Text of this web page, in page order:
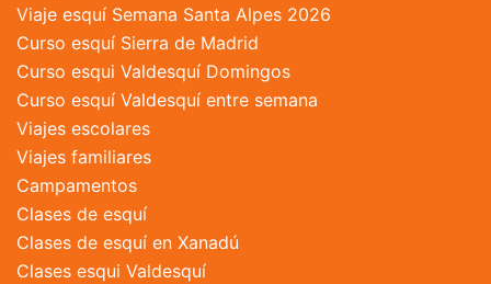
Viaje esquí Semana Santa Alpes 2026
Curso esquí Sierra de Madrid
Curso esqui Valdesquí Domingos
Curso esquí Valdesquí entre semana
Viajes escolares
Viajes familiares
Campamentos
Clases de esquí
Clases de esquí en Xanadú
Clases esqui Valdesquí